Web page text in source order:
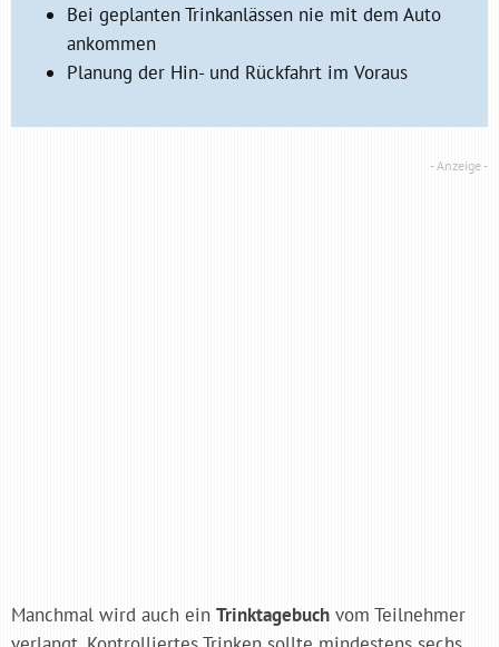
Bei geplanten Trinkanlässen nie mit dem Auto
ankommen
Planung der Hin- und Rückfahrt im Voraus
Manchmal wird auch ein Trinktagebuch vom Teilnehmer